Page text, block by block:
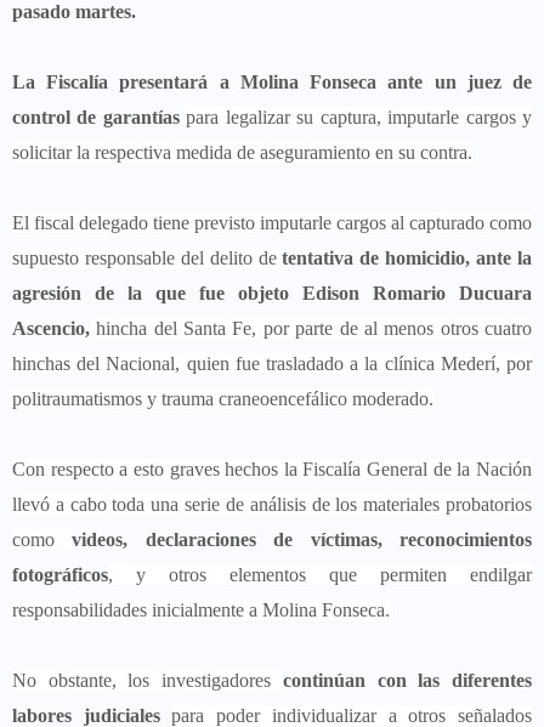
pasado martes.
La Fiscalía presentará a Molina Fonseca ante un juez de
control de garantíaspara legalizar su captura, imputarle cargos y
solicitar la respectiva medida de aseguramiento en su contra.
El fiscal delegado tiene previsto imputarle cargos al capturado como
supuesto responsable del delito detentativa de homicidio, ante la
agresión de la que fue objeto Edison Romario Ducuara
Ascencio, hincha del Santa Fe, por parte de al menos otros cuatro
hinchas del Nacional, quien fue trasladado a la clínica Mederí, por
politraumatismos y trauma craneoencefálico moderado.
Con respecto a esto graves hechos la Fiscalía General de la Nación
llevó a cabo toda una serie de análisis de los materiales probatorios
como
videos, declaraciones de víctimas, reconocimientos
fotográficos, y otros elementos que permiten endilgar
responsabilidades inicialmente a Molina Fonseca.
No obstante, los investigadores continúan con las diferentes
labores judicialespara poder individualizar a otros señalados